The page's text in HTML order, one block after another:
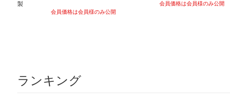
製
会員価格は会員様のみ公開
会員価格は会員様のみ公開
ランキング